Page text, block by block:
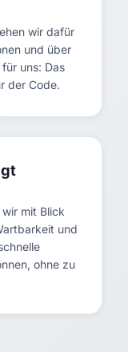
wir dafür
und über
uns: Das
der Code.
mit Blick
und
ohne zu